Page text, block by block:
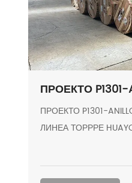
ПРОЕКТО P1301-
ЭНЕРГЕТИКО
ТОРРРЕ
TL
ПРОЕКТО P1301-
ЛИНЕА ТОРРРЕ